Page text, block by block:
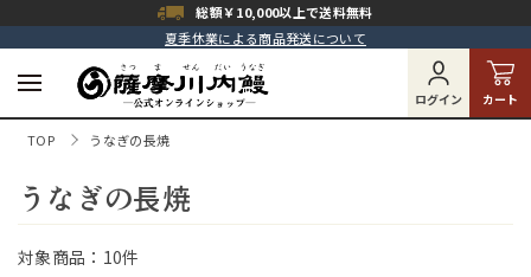
夏季休業による商品発送について
総額￥10,000以上で送料無料
ログイン カート
TOP うなぎの長焼
うなぎの長焼
対象商品： 10件